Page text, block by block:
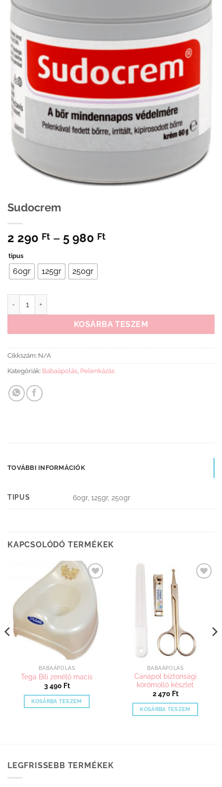
Sudocrem
2 290 Ft – 5 980 FtÁrtartomány:
tipus
60gr 125gr 250gr
KOSÁRBA TESZEM
Cikkszám: N/A
Kategóriák: Babaápolás, Pelenkázás
TOVÁBBI INFORMÁCIÓK
TIPUS 60gr, 125gr, 250gr
KAPCSOLÓDÓ TERMÉKEK
Kedvenceimhez
BABAÁPOLÁS
Tega Bili zenélő macis
3 490 Ft
KOSÁRBA TESZEM
Kedvenceimhez
BABAÁPOLÁS
Canapol biztonsági
körömolló készlet
2 470 Ft
KOSÁRBA TESZEM
LEGFRISSEBB TERMÉKEK